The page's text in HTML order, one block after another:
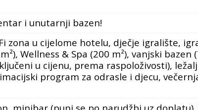
i unutarnji bazen!
zona u cijelome hotelu, dječje igralište,
Wellness & Spa (200 m²), vanjski bazen
u cijenu, prema raspoloživosti),
program za odrasle i djecu,